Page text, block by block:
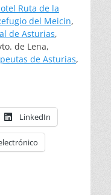
Ruta de la
del Meicin,
de Asturias,
de Lena,
de Asturias,
LinkedIn